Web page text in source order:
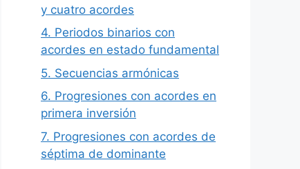
y cuatro acordes
4. Periodos binarios con
acordes en estado fundamental
5. Secuencias armónicas
6. Progresiones con acordes en
primera inversión
7. Progresiones con acordes de
séptima de dominante